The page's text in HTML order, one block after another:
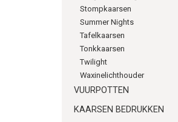
Stompkaarsen
Summer Nights
Tafelkaarsen
Tonkkaarsen
Twilight
Waxinelichthouder
VUURPOTTEN
KAARSEN BEDRUKKEN